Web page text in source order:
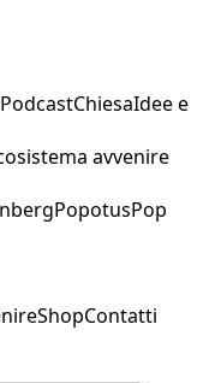
PodcastChiesaIdee e
avvenire
PopotusPop
ShopContatti